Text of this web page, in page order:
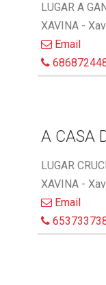
LUGAR A
XAVINA -
Email
A CASA
LUGAR
XAVINA -
Email